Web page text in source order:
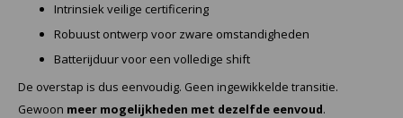
Intrinsiek veilige certificering
Robuust ontwerp voor zware omstandigheden
Batterijduur voor een volledige shift
De overstap is dus eenvoudig. Geen ingewikkelde transitie.
Gewoon meer mogelijkheden met dezelfde eenvoud.